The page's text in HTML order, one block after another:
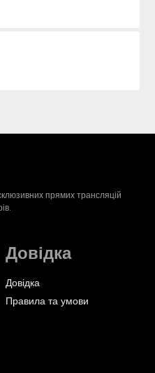
прямих трансляцій
Довідка
Довідка
Правила та умови